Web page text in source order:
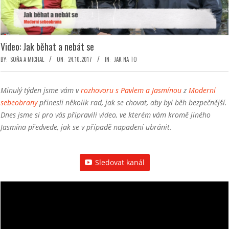
Video: Jak běhat a nebát se
BY: SOŇA A MICHAL ON: 24.10.2017 IN: JAK NA TO
Minulý týden jsme vám vrozhovoru s Pavlem a Jasmínou z Moderní
sebeobranypřinesli několik rad, jak se chovat, aby byl běh bezpečnější.
Dnes jsme si pro vás připravili video, ve kterém vám kromě jiného
Jasmína předvede, jak se v případě napadení ubránit.
Sledovat kanál